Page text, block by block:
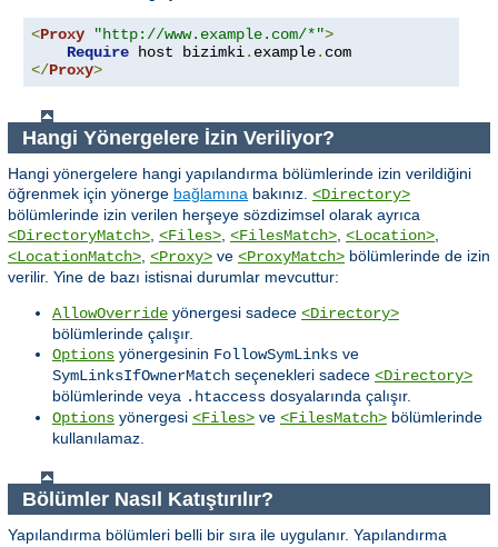
<Proxy "http://www.example.com/*">
Require host bizimki. example.
</Proxy>
Hangi Yönergelere İzin Veriliyor?
Hangi yönergelere hangi yapılandırma bölümlerinde izin verildiğini
öğrenmek için yönerge bağlamına bakınız. <Directory>
bölümlerinde izin verilen herşeye sözdizimsel olarak ayrıca
<DirectoryMatch>, <Files>, <FilesMatch>, <Location>,
<LocationMatch>, <Proxy> ve <ProxyMatch> bölümlerinde de izin
verilir. Yine de bazı istisnai durumlar mevcuttur:
AllowOverride yönergesi sadece <Directory>
bölümlerinde çalışır.
Options yönergesinin FollowSymLinks ve
SymLinksIfOwnerMatch seçenekleri sadece <Directory>
bölümlerinde veya .htaccess dosyalarında çalışır.
Options yönergesi <Files> ve <FilesMatch> bölümlerinde
kullanılamaz.
Bölümler Nasıl Katıştırılır?
Yapılandırma bölümleri belli bir sıra ile uygulanır. Yapılandırma